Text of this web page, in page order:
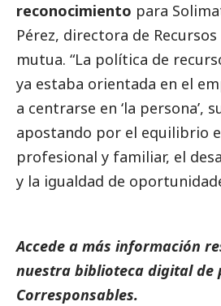
reconocimiento para
Pérez, directora de
mutua. “La política de
ya estaba orientada en el
a centrarse en ‘la persona’,
apostando por el equilibrio
profesional y familiar, el
y la igualdad de
Accede a más información
nuestra biblioteca digital de
Corresponsables.